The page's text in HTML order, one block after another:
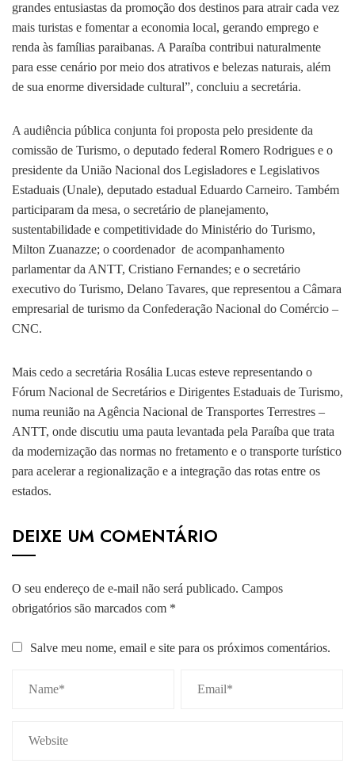
grandes entusiastas da promoção dos destinos para atrair cada vez
mais turistas e fomentar a economia local, gerando emprego e
renda às famílias paraibanas. A Paraíba contribui naturalmente
para esse cenário por meio dos atrativos e belezas naturais, além
de sua enorme diversidade cultural”, concluiu a secretária.
A audiência pública conjunta foi proposta pelo presidente da
comissão de Turismo, o deputado federal Romero Rodrigues e o
presidente da União Nacional dos Legisladores e Legislativos
Estaduais (Unale), deputado estadual Eduardo Carneiro. Também
participaram da mesa, o secretário de planejamento,
sustentabilidade e competitividade do Ministério do Turismo,
Milton Zuanazze; o coordenador de acompanhamento
parlamentar da ANTT, Cristiano Fernandes; e o secretário
executivo do Turismo, Delano Tavares, que representou a Câmara
empresarial de turismo da Confederação Nacional do Comércio –
CNC.
Mais cedo a secretária Rosália Lucas esteve representando o
Fórum Nacional de Secretários e Dirigentes Estaduais de Turismo,
numa reunião na Agência Nacional de Transportes Terrestres –
ANTT, onde discutiu uma pauta levantada pela Paraíba que trata
da modernização das normas no fretamento e o transporte turístico
para acelerar a regionalização e a integração das rotas entre os
estados.
DEIXE UM COMENTÁRIO
O seu endereço de e-mail não será publicado. Campos
obrigatórios são marcados com *
Salve meu nome, email e site para os próximos comentários.